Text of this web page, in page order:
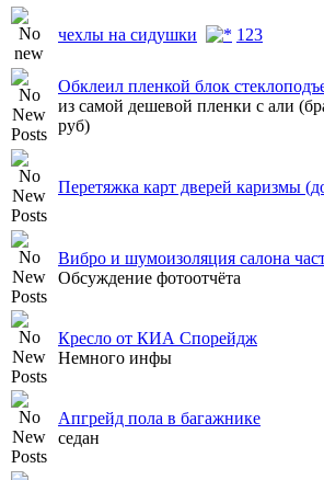
чехлы на сидушки 1 23
Обклеил пленкой блок
из самой дешевой пленки с али
руб)
Перетяжка карт дверей каризмы
Вибро и шумоизоляция салона
Обсуждение фотоотчёта
Кресло от КИА Спорейдж
Немного инфы
Апгрейд пола в багажнике
седан